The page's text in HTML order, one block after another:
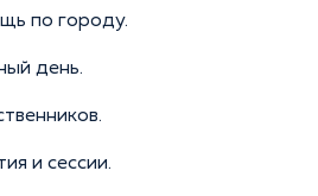
по городу.
день.
и сессии.